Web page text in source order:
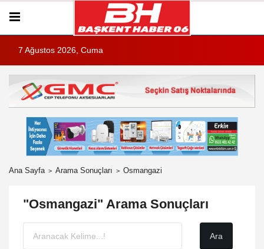
7 Ağustos 2026, Cuma
Ana Sayfa Arama Sonuçları Osmangazi
"Osmangazi" Arama Sonuçları